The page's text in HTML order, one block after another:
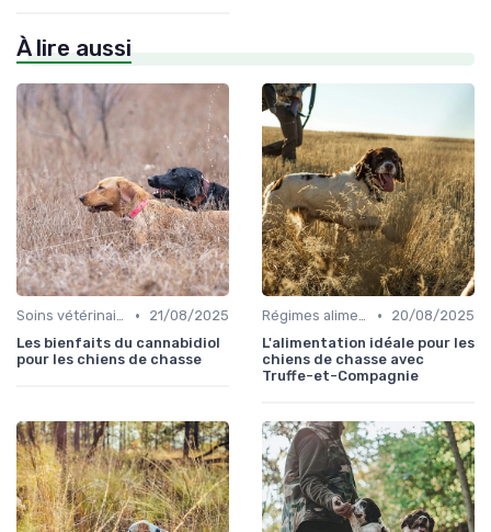
À lire aussi
Soins vétérinaires pour chiens de chasse •
21/08/2025
Les bienfaits du cannabidiol
pour les chiens de chasse
Régimes alimentaires spécifiques •
20/08/2025
L'alimentation idéale pour les
chiens de chasse avec
Truffe-et-Compagnie